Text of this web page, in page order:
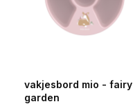
vakjesbord mio - fairy
garden